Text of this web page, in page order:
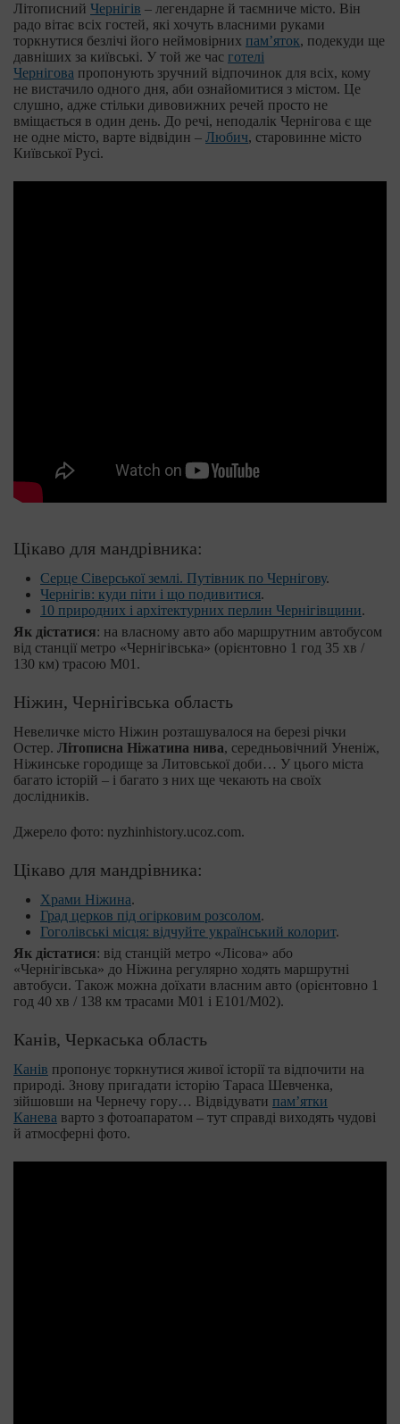
Літописний Чернігів – легендарне й таємниче місто. Він
радо вітає всіх гостей, які хочуть власними руками
торкнутися безлічі його неймовірних пам’яток, подекуди ще
давніших за київські. У той же час готелі
Чернігова пропонують зручний відпочинок для всіх, кому
не вистачило одного дня, аби ознайомитися з містом. Це
слушно, адже стільки дивовижних речей просто не
вміщається в один день. До речі, неподалік Чернігова є ще
не одне місто, варте відвідин – Любич, старовинне місто
Київської Русі.
Цікаво для мандрівника:
Серце Сіверської землі. Путівник по Чернігову.
Чернігів: куди піти і що подивитися.
10 природних і архітектурних перлин Чернігівщини.
Як дістатися: на власному авто або маршрутним автобусом
від станції метро «Чернігівська» (орієнтовно 1 год 35 хв /
130 км) трасою М01.
Ніжин, Чернігівська область
Невеличке місто Ніжин розташувалося на березі річки
Остер. Літописна Ніжатина нива, середньовічний Уненіж,
Ніжинське городище за Литовської доби… У цього міста
багато історій – і багато з них ще чекають на своїх
дослідників.
Джерело фото: nyzhinhistory.ucoz.com.
Цікаво для мандрівника:
Храми Ніжина.
Град церков під огірковим розсолом.
Гоголівські місця: відчуйте український колорит.
Як дістатися: від станцій метро «Лісова» або
«Чернігівська» до Ніжина регулярно ходять маршрутні
автобуси. Також можна доїхати власним авто (орієнтовно 1
год 40 хв / 138 км трасами М01 і Е101/М02).
Канів, Черкаська область
Канів пропонує торкнутися живої історії та відпочити на
природі. Знову пригадати історію Тараса Шевченка,
зійшовши на Чернечу гору… Відвідувати пам’ятки
Канева варто з фотоапаратом – тут справді виходять чудові
й атмосферні фото.